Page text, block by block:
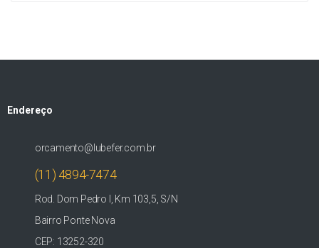
Endereço
orcamento@lubefer.com.br
(11) 4894-7474
Rod. Dom Pedro I, Km 103,5, S/N
Bairro Ponte Nova
CEP: 13252-320